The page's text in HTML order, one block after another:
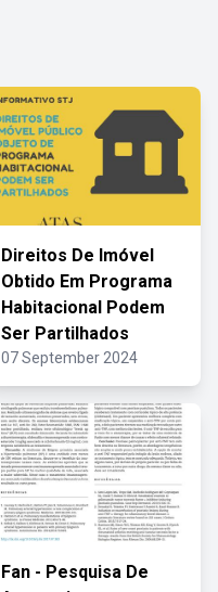
Direitos De Imóvel
Obtido Em Programa
Habitacional Podem
Ser Partilhados
07 September 2024
Fan - Pesquisa De